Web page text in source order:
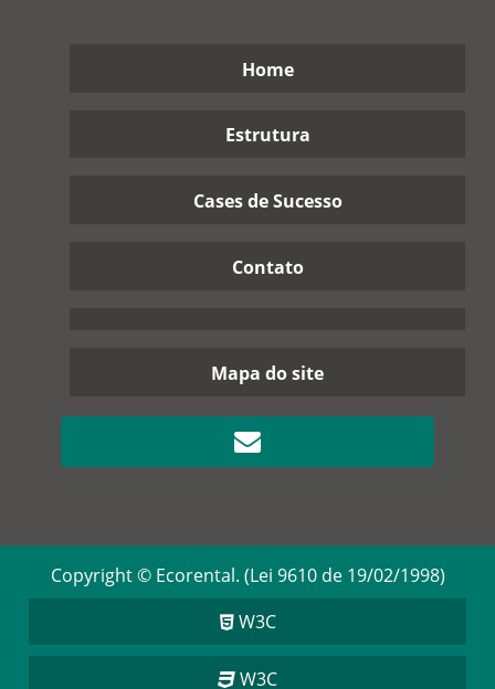
Home
Estrutura
Cases de Sucesso
Contato
Mapa do site
Copyright © Ecorental. (Lei 9610 de 19/02/1998)
W3C
W3C